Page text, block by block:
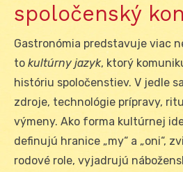
spoločenský
Gastronómia predstavuje viac
to kultúrny jazyk, ktorý
históriu spoločenstiev. V jedle
zdroje, technológie prípravy,
výmeny. Ako forma kultúrnej
definujú hranice „my“ a „oni“,
rodové role, vyjadrujú